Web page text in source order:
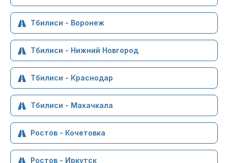
Тбилиси - Воронеж
Тбилиси - Нижний Новгород
Тбилиси - Краснодар
Тбилиси - Махачкала
Ростов - Кочетовка
Ростов - Иркутск